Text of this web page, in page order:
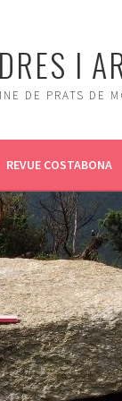
I
DE PRATS DE
REVUE COSTABONA